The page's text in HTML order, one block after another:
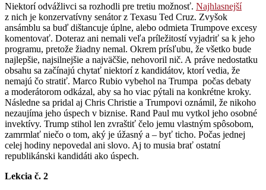
Niektorí odvážlivci sa rozhodli pre tretiu možnosť. Najhlasnejší
z nich je konzervatívny senátor z Texasu Ted Cruz. Zvyšok
ansámblu sa buď dištancuje úplne, alebo odmieta Trumpove excesy
komentovať. Doteraz ani nemali veľa príležitostí vyjadriť sa k jeho
programu, pretože žiadny nemal. Okrem prísľubu, že všetko bude
najlepšie, najsilnejšie a najväčšie, nehovoril nič. A práve nedostatku
obsahu sa začínajú chytať niektorí z kandidátov, ktorí vedia, že
nemajú čo stratiť. Marco Rubio vybehol na Trumpa počas debaty
a moderátorom odkázal, aby sa ho viac pýtali na konkrétne kroky.
Následne sa pridal aj Chris Christie a Trumpovi oznámil, že nikoho
nezaujíma jeho úspech v biznise. Rand Paul mu vytkol jeho osobné
invektívy. Trump stihol len zvraštiť čelo jemu vlastným spôsobom,
zamrmlať niečo o tom, aký je úžasný a – byť ticho. Počas jednej
celej hodiny nepovedal ani slovo. Aj to musia brať ostatní
republikánski kandidáti ako úspech.
Lekcia č. 2